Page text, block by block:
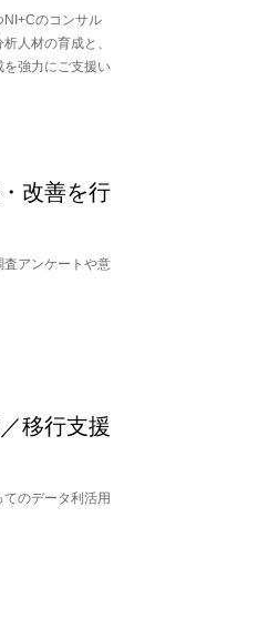
NI+Cのコンサル
人材の育成と、
を強力にご支援い
改善を行
査アンケートや意
移行支援
のデータ利活用